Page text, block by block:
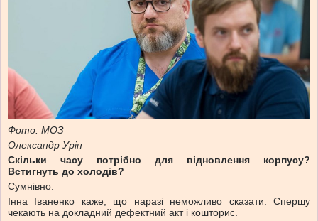
Фото: МОЗ
Олександр Урін
Скільки часу потрібно для відновлення корпусу?
Встигнуть до холодів?
Сумнівно.
Інна Іваненко каже, що наразі неможливо сказати. Спершу
чекають на докладний дефектний акт і кошторис.